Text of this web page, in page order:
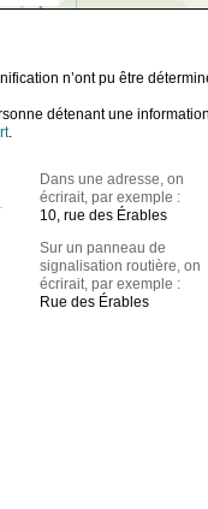
n’ont pu être
détenant une
.
Dans une adresse, on
écrirait, par exemple :
10, rue des Érables
Sur un panneau de
signalisation routière, on
écrirait, par exemple :
Rue des Érables